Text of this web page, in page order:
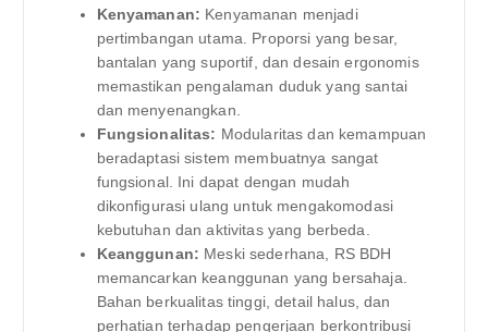
Kenyamanan: Kenyamanan menjadi
pertimbangan utama. Proporsi yang besar,
bantalan yang suportif, dan desain ergonomis
memastikan pengalaman duduk yang santai
dan menyenangkan.
Fungsionalitas: Modularitas dan kemampuan
beradaptasi sistem membuatnya sangat
fungsional. Ini dapat dengan mudah
dikonfigurasi ulang untuk mengakomodasi
kebutuhan dan aktivitas yang berbeda.
Keanggunan: Meski sederhana, RS BDH
memancarkan keanggunan yang bersahaja.
Bahan berkualitas tinggi, detail halus, dan
perhatian terhadap pengerjaan berkontribusi